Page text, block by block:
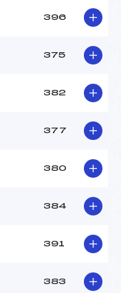
396
375
382
377
380
384
391
383